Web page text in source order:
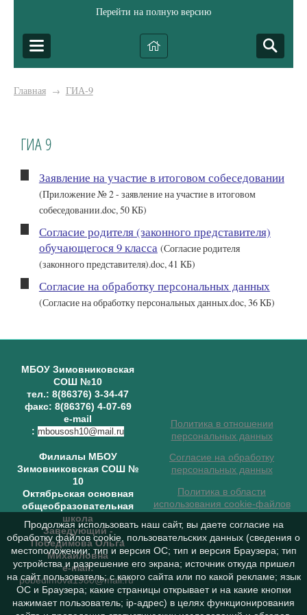
Перейти на полную версию
Главная → ГИА-9
ГИА 9
Заявление на участие в итоговом собеседовании
(Приложение № 2 - заявление на участие в итоговом
собеседовании.doc, 50 КБ)
Согласие родителя (законного представителя)
обучающегося 9 класса (Согласие родителя
(законного представителя).doc, 41 КБ)
Согласие на обработку персональных данных
(Согласие на обработку персональных данных.doc, 36 КБ)
МБОУ Зимовниковская
СОШ №10
тел.: 8(86376) 3-34-47
факс: 8(86376) 4-07-69
e-mail
: mbousosh10@mail.ru
Филиалы МБОУ
Зимовниковская СОШ №
10
Октябрьская основная
общеобразовательная
школа
Заведующий-
Победимова Ольга
Михайловна
e-mail:
pobedimova1980@mail.ru
Политика в отношении
персональных данных
Согласие на обработку
персональных данных
Политика в области
использования cookie-файлов
Продолжая использовать наш сайт, вы даете согласие на
обработку файлов cookie, пользовательских данных (сведения о
местоположении; тип и версия ОС; тип и версия Браузера; тип
устройства и разрешение его экрана; источник откуда пришел
на сайт пользователь; с какого сайта или по какой рекламе; язык
ОС и Браузера; какие страницы открывает и на какие кнопки
нажимает пользователь; ip-адрес) в целях функционирования